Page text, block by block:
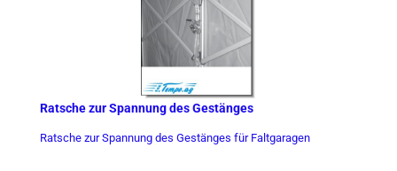
Rat­sche zur Span­nung des Ge­stän­ges
Rat­sche zur Span­nung des Ge­stän­ges für Falt­ga­ra­gen